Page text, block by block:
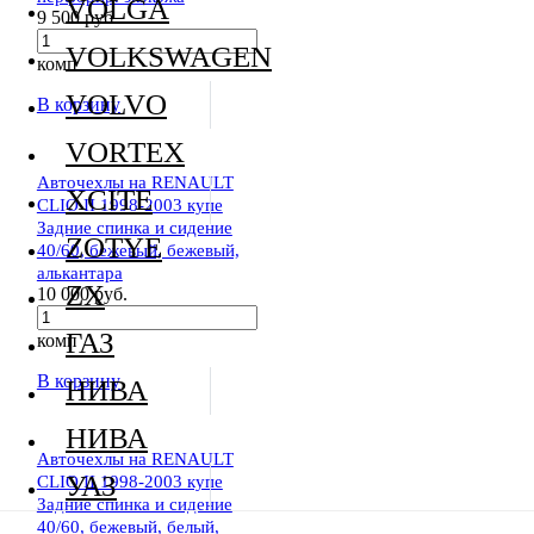
9 500 руб.
комп
В корзину
Авточехлы на RENAULT
CLIO II 1998-2003 купе
Задние спинка и сидение
40/60, бежевый, бежевый,
алькантара
10 000 руб.
комп
В корзину
Авточехлы на RENAULT
CLIO II 1998-2003 купе
Задние спинка и сидение
40/60, бежевый, белый,
VOLGA
VOLKSWAGEN
VOLVO
VORTEX
XCITE
ZOTYE
ZX
ГАЗ
НИВА
НИВА
УАЗ